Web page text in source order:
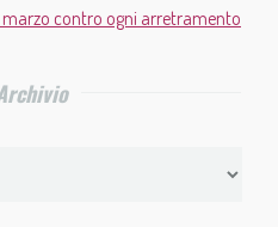
contro ogni arretramento